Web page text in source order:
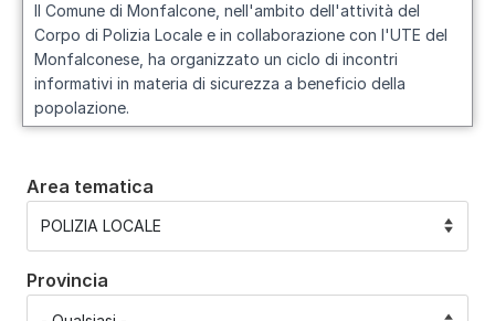
Il Comune di Monfalcone, nell'ambito dell'attività del
Corpo di Polizia Locale e in collaborazione con l'UTE del
Monfalconese, ha organizzato un ciclo di incontri
informativi in materia di sicurezza a beneficio della
popolazione.
Area tematica
Provincia